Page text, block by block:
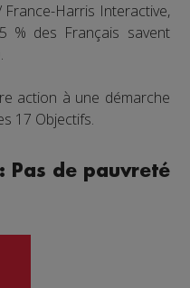
France-Harris Interactive,
% des Français savent
action à une démarche
17 Objectifs.
Pas de pauvreté